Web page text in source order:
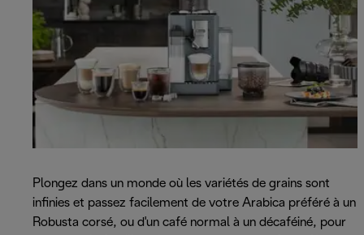
Plongez dans un monde où les variétés de grains sont
infinies et passez facilement de votre Arabica préféré à un
Robusta corsé, ou d'un café normal à un décaféiné, pour